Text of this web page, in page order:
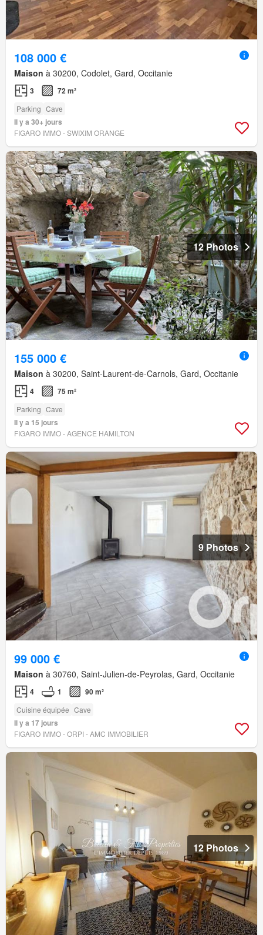
108 000 €
Maison à 30200, Codolet, Gard, Occitanie
3 72 m²
Parking Cave
Il y a 30+ jours
FIGARO IMMO - SWIXIM ORANGE
12 Photos
155 000 €
Maison à 30200, Saint-Laurent-de-Carnols, Gard, Occitanie
4 75 m²
Parking Cave
Il y a 15 jours
FIGARO IMMO - AGENCE HAMILTON
9 Photos
99 000 €
Maison à 30760, Saint-Julien-de-Peyrolas, Gard, Occitanie
4 1 90 m²
Cuisine équipée Cave
Il y a 17 jours
FIGARO IMMO - ORPI - AMC IMMOBILIER
12 Photos